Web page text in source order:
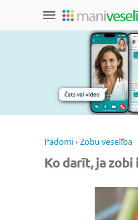
Padomi › Zobu veselība
Ko darīt, ja